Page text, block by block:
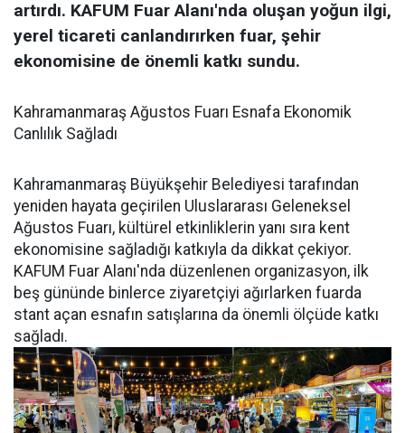
artırdı. KAFUM Fuar Alanı'nda oluşan yoğun ilgi,
yerel ticareti canlandırırken fuar, şehir
ekonomisine de önemli katkı sundu.
Kahramanmaraş Ağustos Fuarı Esnafa Ekonomik
Canlılık Sağladı
Kahramanmaraş Büyükşehir Belediyesi tarafından
yeniden hayata geçirilen Uluslararası Geleneksel
Ağustos Fuarı, kültürel etkinliklerin yanı sıra kent
ekonomisine sağladığı katkıyla da dikkat çekiyor.
KAFUM Fuar Alanı'nda düzenlenen organizasyon, ilk
beş gününde binlerce ziyaretçiyi ağırlarken fuarda
stant açan esnafın satışlarına da önemli ölçüde katkı
sağladı.